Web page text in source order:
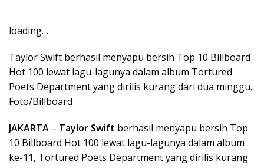
loading…
Taylor Swift berhasil menyapu bersih Top 10 Billboard
Hot 100 lewat lagu-lagunya dalam album Tortured
Poets Department yang dirilis kurang dari dua minggu.
Foto/Billboard
JAKARTA – Taylor Swift berhasil menyapu bersih Top
10 Billboard Hot 100 lewat lagu-lagunya dalam album
ke-11, Tortured Poets Department yang dirilis kurang